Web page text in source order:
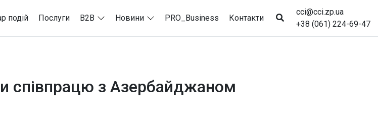
подій Послуги B2B Новини PRO_Business Контакти
cci@cci.zp.ua
+38 (061) 224-69-47
співпрацю з Азербайджаном